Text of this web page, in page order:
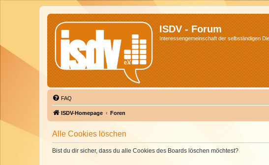
ISDV - Forum
Interessengemeinschaft der selbständigen
FAQ
ISDV-Homepage Foren
Alle Cookies löschen
Bist du dir sicher, dass du alle Cookies des Boards löschen möchtest?